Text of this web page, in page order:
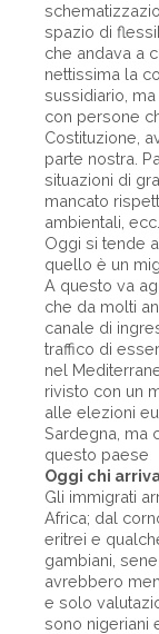
spazio di
che andava a
nettissima la
sussidiario,
con persone
Costituzione,
parte nostra.
situazioni di
mancato
ambientali, ecc.
Oggi si tende
quello è un
A questo va
che da molti
canale di
traffico di
nel
rivisto con un
alle elezioni
Sardegna, ma
questo paese
Oggi chi
Gli immigrati
Africa; dal
eritrei e
gambiani,
avrebbero
e solo
sono nigeriani